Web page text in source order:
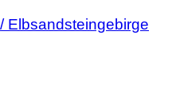
Elbsandsteingebirge